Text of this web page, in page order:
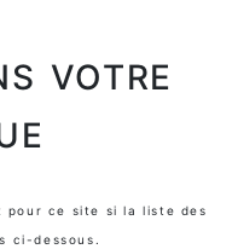
votre
pour ce site si la liste des
ci-dessous.